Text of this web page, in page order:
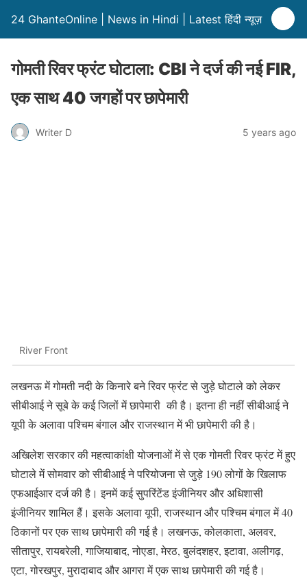
24 GhanteOnline | News in Hindi | Latest हिंदी न्यूज़
गोमती रिवर फ्रंट घोटाला: CBI ने दर्ज की नई FIR,
एक साथ 40 जगहों पर छापेमारी
Writer D 5 years ago
River Front
लखनऊ में गोमती नदी के किनारे बने रिवर फ्रंट से जुड़े घोटाले को लेकर
सीबीआई ने सूबे के कई जिलों में छापेमारी की है। इतना ही नहीं सीबीआई ने
यूपी के अलावा पश्चिम बंगाल और राजस्थान में भी छापेमारी की है।
अखिलेश सरकार की महत्वाकांक्षी योजनाओं में से एक गोमती रिवर फ्रंट में हुए
घोटाले में सोमवार को सीबीआई ने परियोजना से जुड़े 190 लोगों के खिलाफ
एफआईआर दर्ज की है। इनमें कई सुपरिंटेंड इंजीनियर और अधिशासी
इंजीनियर शामिल हैं। इसके अलावा यूपी, राजस्थान और पश्चिम बंगाल में 40
ठिकानों पर एक साथ छापेमारी की गई है। लखनऊ, कोलकाता, अलवर,
सीतापुर, रायबरेली, गाजियाबाद, नोएडा, मेरठ, बुलंदशहर, इटावा, अलीगढ़,
एटा, गोरखपुर, मुरादाबाद और आगरा में एक साथ छापेमारी की गई है।